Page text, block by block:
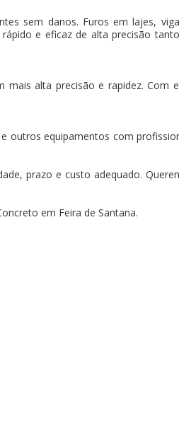
sem danos. Furos em lajes,
e eficaz de alta precisão
mais alta precisão e rapidez. Com
outros equipamentos com
prazo e custo adequado.
em Feira de Santana.